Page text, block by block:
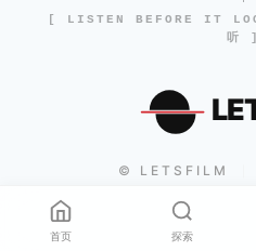
[ LISTEN BEFORE IT
听 ]
© LETSFILM
首页 探索